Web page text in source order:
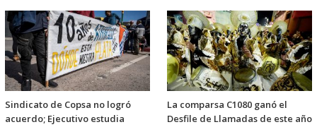
Sindicato de Copsa no logró
acuerdo; Ejecutivo estudia
La comparsa C1080 ganó el
Desfile de Llamadas de este año